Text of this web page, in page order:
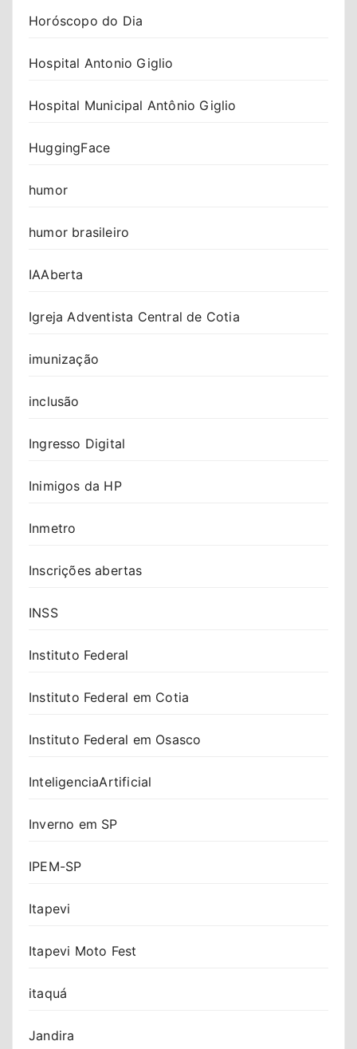
Horóscopo do Dia
Hospital Antonio Giglio
Hospital Municipal Antônio Giglio
HuggingFace
humor
humor brasileiro
IAAberta
Igreja Adventista Central de Cotia
imunização
inclusão
Ingresso Digital
Inimigos da HP
Inmetro
Inscrições abertas
INSS
Instituto Federal
Instituto Federal em Cotia
Instituto Federal em Osasco
InteligenciaArtificial
Inverno em SP
IPEM-SP
Itapevi
Itapevi Moto Fest
itaquá
Jandira